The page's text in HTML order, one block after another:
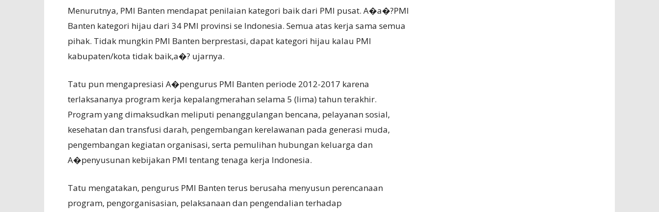
Menurutnya, PMI Banten mendapat penilaian kategori baik dari PMI pusat. A�a�?PMI
Banten kategori hijau dari 34 PMI provinsi se Indonesia. Semua atas kerja sama semua
pihak. Tidak mungkin PMI Banten berprestasi, dapat kategori hijau kalau PMI
kabupaten/kota tidak baik,a�? ujarnya.
Tatu pun mengapresiasi A�pengurus PMI Banten periode 2012-2017 karena
terlaksananya program kerja kepalangmerahan selama 5 (lima) tahun terakhir.
Program yang dimaksudkan meliputi penanggulangan bencana, pelayanan sosial,
kesehatan dan transfusi darah, pengembangan kerelawanan pada generasi muda,
pengembangan kegiatan organisasi, serta pemulihan hubungan keluarga dan
A�penyusunan kebijakan PMI tentang tenaga kerja Indonesia.
Tatu mengatakan, pengurus PMI Banten terus berusaha menyusun perencanaan
program, pengorganisasian, pelaksanaan dan pengendalian terhadap